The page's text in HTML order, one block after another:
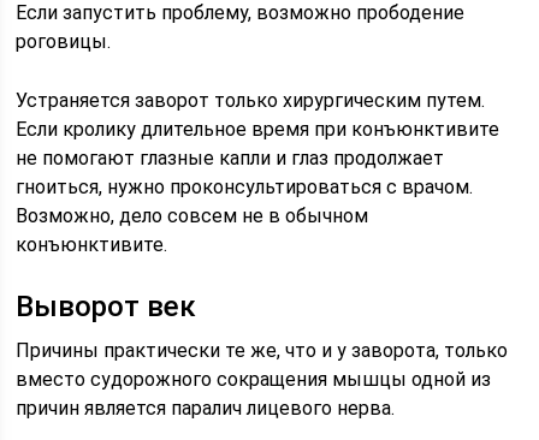
Если запустить проблему, возможно прободение
роговицы.
Устраняется заворот только хирургическим путем.
Если кролику длительное время при конъюнктивите
не помогают глазные капли и глаз продолжает
гноиться, нужно проконсультироваться с врачом.
Возможно, дело совсем не в обычном
конъюнктивите.
Выворот век
Причины практически те же, что и у заворота, только
вместо судорожного сокращения мышцы одной из
причин является паралич лицевого нерва.